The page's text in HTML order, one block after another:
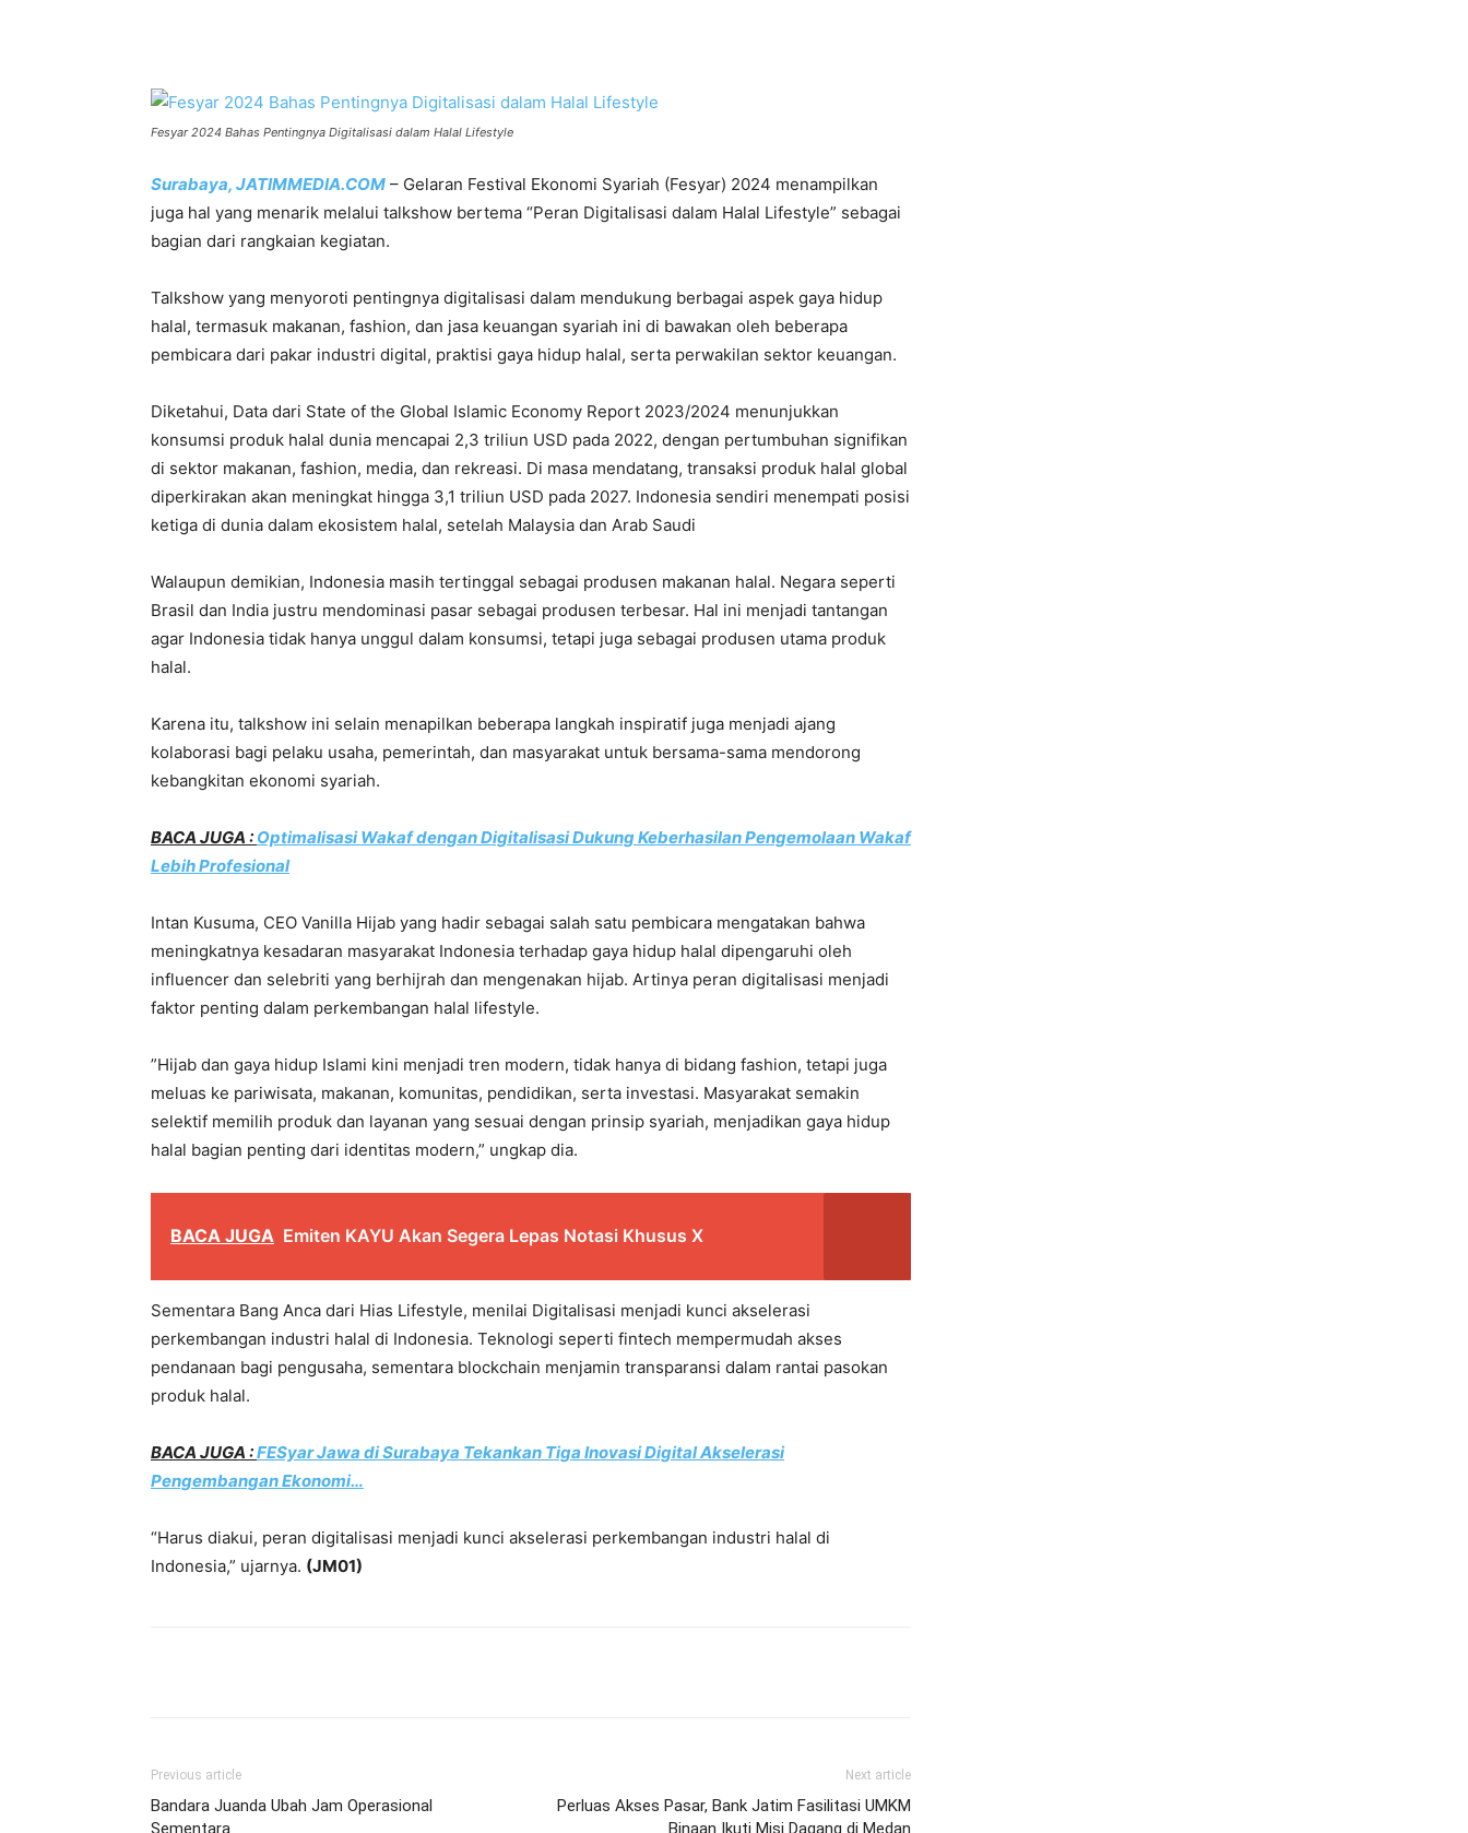
Fesyar 2024 Bahas Pentingnya Digitalisasi dalam Halal Lifestyle
Surabaya, JATIMMEDIA.COM – Gelaran Festival Ekonomi Syariah (Fesyar) 2024 menampilkan
juga hal yang menarik melalui talkshow bertema “Peran Digitalisasi dalam Halal Lifestyle” sebagai
bagian dari rangkaian kegiatan.
Talkshow yang menyoroti pentingnya digitalisasi dalam mendukung berbagai aspek gaya hidup
halal, termasuk makanan, fashion, dan jasa keuangan syariah ini di bawakan oleh beberapa
pembicara dari pakar industri digital, praktisi gaya hidup halal, serta perwakilan sektor keuangan.
Diketahui, Data dari State of the Global Islamic Economy Report 2023/2024 menunjukkan
konsumsi produk halal dunia mencapai 2,3 triliun USD pada 2022, dengan pertumbuhan signifikan
di sektor makanan, fashion, media, dan rekreasi. Di masa mendatang, transaksi produk halal global
diperkirakan akan meningkat hingga 3,1 triliun USD pada 2027. Indonesia sendiri menempati posisi
ketiga di dunia dalam ekosistem halal, setelah Malaysia dan Arab Saudi
Walaupun demikian, Indonesia masih tertinggal sebagai produsen makanan halal. Negara seperti
Brasil dan India justru mendominasi pasar sebagai produsen terbesar. Hal ini menjadi tantangan
agar Indonesia tidak hanya unggul dalam konsumsi, tetapi juga sebagai produsen utama produk
halal.
Karena itu, talkshow ini selain menapilkan beberapa langkah inspiratif juga menjadi ajang
kolaborasi bagi pelaku usaha, pemerintah, dan masyarakat untuk bersama-sama mendorong
kebangkitan ekonomi syariah.
BACA JUGA : Optimalisasi Wakaf dengan Digitalisasi Dukung Keberhasilan Pengemolaan Wakaf
Lebih Profesional
Intan Kusuma, CEO Vanilla Hijab yang hadir sebagai salah satu pembicara mengatakan bahwa
meningkatnya kesadaran masyarakat Indonesia terhadap gaya hidup halal dipengaruhi oleh
influencer dan selebriti yang berhijrah dan mengenakan hijab. Artinya peran digitalisasi menjadi
faktor penting dalam perkembangan halal lifestyle.
”Hijab dan gaya hidup Islami kini menjadi tren modern, tidak hanya di bidang fashion, tetapi juga
meluas ke pariwisata, makanan, komunitas, pendidikan, serta investasi. Masyarakat semakin
selektif memilih produk dan layanan yang sesuai dengan prinsip syariah, menjadikan gaya hidup
halal bagian penting dari identitas modern,” ungkap dia.
BACA JUGA Emiten KAYU Akan Segera Lepas Notasi Khusus X
Sementara Bang Anca dari Hias Lifestyle, menilai Digitalisasi menjadi kunci akselerasi
perkembangan industri halal di Indonesia. Teknologi seperti fintech mempermudah akses
pendanaan bagi pengusaha, sementara blockchain menjamin transparansi dalam rantai pasokan
produk halal.
BACA JUGA :FESyar Jawa di Surabaya Tekankan Tiga Inovasi Digital Akselerasi
Pengembangan Ekonomi…
“Harus diakui, peran digitalisasi menjadi kunci akselerasi perkembangan industri halal di
Indonesia,” ujarnya. (JM01)
Previous article
Bandara Juanda Ubah Jam Operasional
Sementara
Next article
Perluas Akses Pasar, Bank Jatim Fasilitasi UMKM
Binaan Ikuti Misi Dagang di Medan